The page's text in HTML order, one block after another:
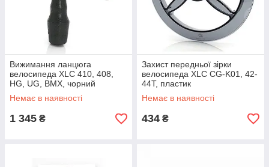
Вижимання ланцюга
велосипеда XLC 410, 408,
HG, UG, BMX, чорний
Немає в наявності
1 345 ₴
Захист передньої зірки
велосипеда XLC CG-K01, 42-
44Т, пластик
Немає в наявності
434 ₴